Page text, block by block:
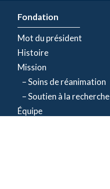
Fondation
Mot du président
Histoire
Mission
– Soins de réanimation
– Soutien à la recherche
Équipe